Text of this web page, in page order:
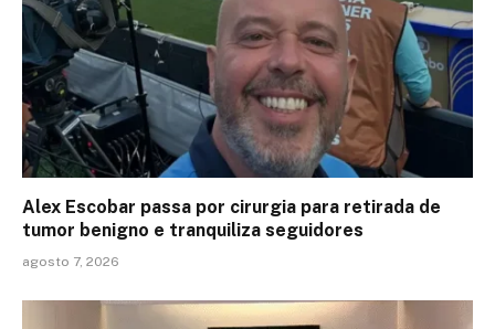
Alex Escobar passa por cirurgia para retirada de
tumor benigno e tranquiliza seguidores
agosto 7, 2026